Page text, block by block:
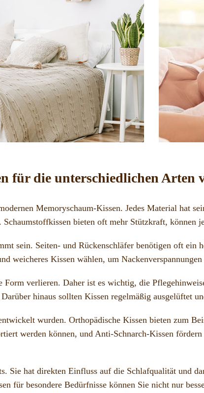
für die unterschiedlichen Arten
Memoryschaum-Kissen. Jedes Material hat
bieten oft mehr Stützkraft, können
sein. Seiten- und Rückenschläfer benötigen oft ein
weicheres Kissen wählen, um
verlieren. Daher ist es wichtig, die
hinaus sollten Kissen regelmäßig ausgelüftet
wurden. Orthopädische Kissen bieten zum
werden können, und Anti-Schnarch-Kissen
Sie hat direkten Einfluss auf die Schlafqualität und
für besondere Bedürfnisse können Sie nicht nur